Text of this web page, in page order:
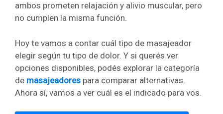
ambos prometen relajación y alivio muscular, pero
no cumplen la misma función.
Hoy te vamos a contar cuál tipo de masajeador
elegir según tu tipo de dolor. Y si querés ver
opciones disponibles, podés explorar la categoría
de masajeadores para comparar alternativas.
Ahora sí, vamos a ver cuál es el indicado para vos.